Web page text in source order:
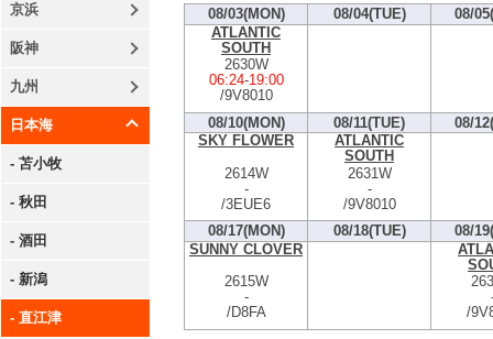
京浜
阪神
九州
日本海
- 苫小牧
- 秋田
- 酒田
- 新潟
- 直江津
08/03(MON) 08/04(TUE)
08/
ATLANTIC
SOUTH
2630W
06:24-19:00
/9V8010
08/10(MON)
08/11(TUE)
08/
SKY FLOWER
2614W
-
/3EUE6
ATLANTIC
SOUTH
2631W
-
/9V8010
08/17(MON)
08/18(TUE)
08/
SUNNY CLOVER
2615W
-
/D8FA
/